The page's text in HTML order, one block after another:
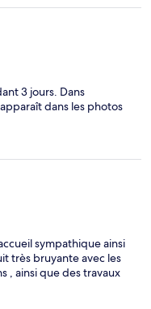
3 jours. Dans
dans les photos
sympathique ainsi
très bruyante avec les
, ainsi que des travaux